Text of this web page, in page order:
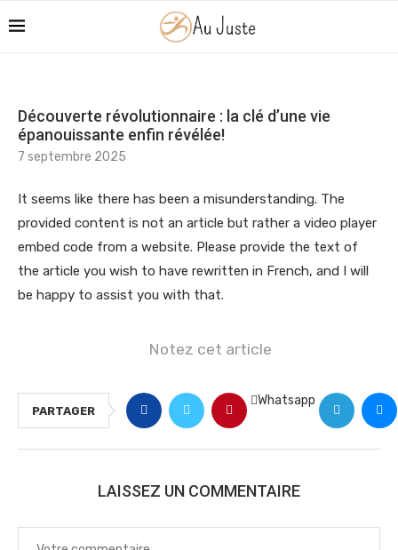
Découverte révolutionnaire : la clé d’une vie
épanouissante enfin révélée!
7 septembre 2025
It seems like there has been a misunderstanding. The
provided content is not an article but rather a video player
embed code from a website. Please provide the text of
the article you wish to have rewritten in French, and I will
be happy to assist you with that.
Notez cet article
PARTAGER
Whatsapp
LAISSEZ UN COMMENTAIRE